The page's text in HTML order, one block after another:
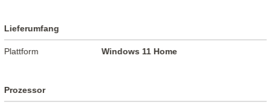
Lieferumfang
Plattform Windows 11 Home
Prozessor